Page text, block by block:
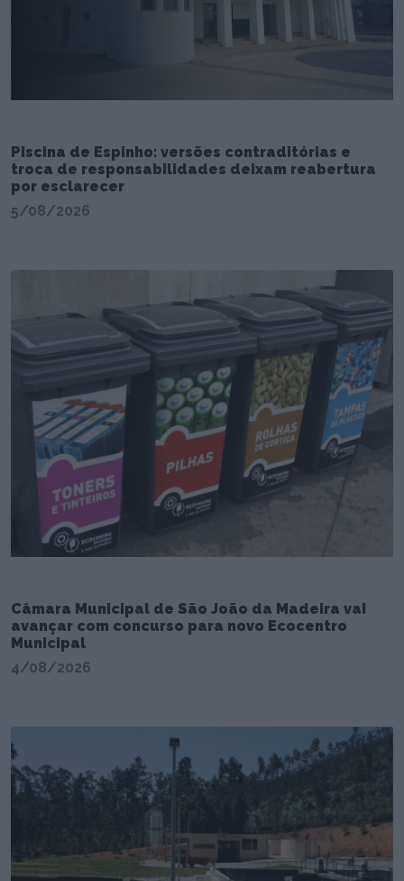
Piscina de Espinho: versões contraditórias e
troca de responsabilidades deixam reabertura
por esclarecer
5/08/2026
Câmara Municipal de São João da Madeira vai
avançar com concurso para novo Ecocentro
Municipal
4/08/2026